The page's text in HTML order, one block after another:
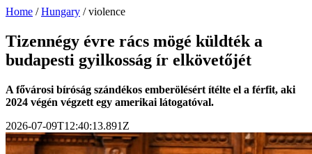
Home /Hungary /violence
Tizennégy évre rács mögé küldték a
budapesti gyilkosság ír elkövetőjét
A fővárosi bíróság szándékos emberölésért ítélte el a férfit, aki
2024 végén végzett egy amerikai látogatóval.
2026-07-09T12:40:13.891Z